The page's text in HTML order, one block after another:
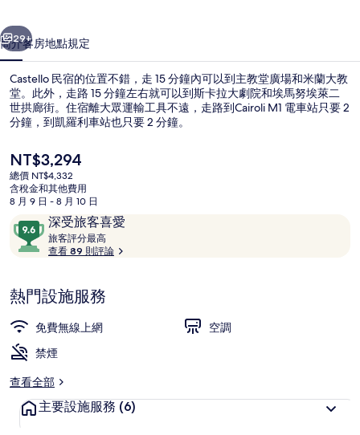
個 下一個
29+
簡介客房地點規定
Castello 民宿的位置不錯，走 15 分鐘內可以到主教堂廣場和米蘭大教
堂。此外，走路 15 分鐘左右就可以到斯卡拉大劇院和埃馬努埃萊二
世拱廊街。住宿離大眾運輸工具不遠，走路到Cairoli M1 電車站只要 2
分鐘，到凱羅利車站也只要 2 分鐘。
目
前
的
價
是
NT$3,294
NT$3,294
總價 NT$4,332
含稅金和其他費用
8 月 9 日 - 8 月 10 日
評
論
深受旅客喜愛
9.6
分，
滿
10，
深
受
旅
客
喜
愛
旅客評分最高
客
查看 89 則評論
熱門設施服務
免費無線上網
空調
禁煙
查看全部
主要設施服務 (6)